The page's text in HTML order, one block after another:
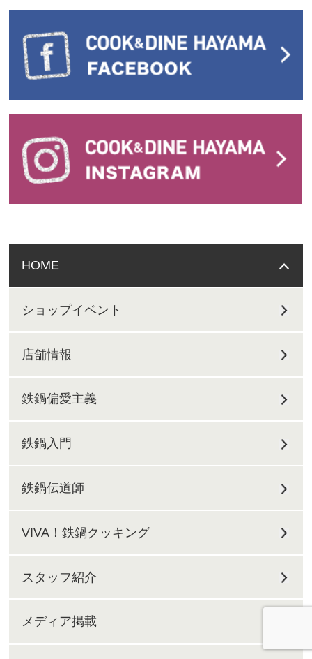
HOME
ショップイベント
店舗情報
鉄鍋偏愛主義
鉄鍋入門
鉄鍋伝道師
VIVA！鉄鍋クッキング
スタッフ紹介
メディア掲載